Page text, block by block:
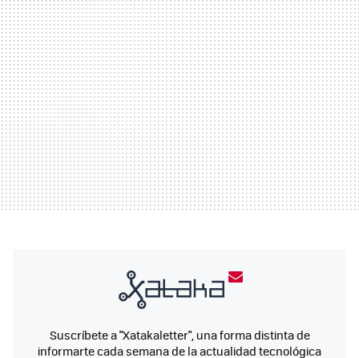
Suscríbete a "Xatakaletter", una forma distinta de
informarte cada semana de la actualidad tecnológica